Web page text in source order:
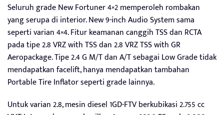
Seluruh grade New Fortuner 4×2 memperoleh rombakan
yang serupa di interior. New 9-inch Audio System sama
seperti varian 4×4. Fitur keamanan canggih TSS dan RCTA
pada tipe 2.8 VRZ with TSS dan 2.8 VRZ TSS with GR
Aeropackage. Tipe 2.4 G M/T dan A/T sebagai Low Grade tidak
mendapatkan facelift, hanya mendapatkan tambahan
Portable Tire Inflator seperti grade lainnya.
Untuk varian 2.8, mesin diesel 1GD-FTV berkubikasi 2.755 cc